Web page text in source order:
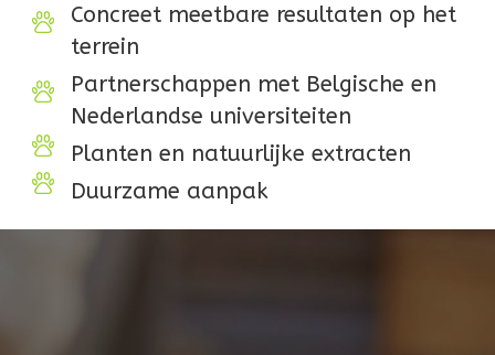
Concreet meetbare resultaten op het
terrein
Partnerschappen met Belgische en
Nederlandse universiteiten
Planten en natuurlijke extracten
Duurzame aanpak